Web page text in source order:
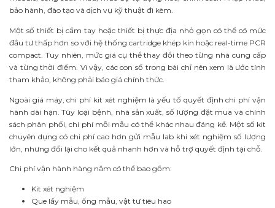
bảo hành, đào tạo và dịch vụ kỹ thuật đi kèm.
Một số thiết bị cầm tay hoặc thiết bị thực địa nhỏ gọn có thể có mức
đầu tư thấp hơn so với hệ thống cartridge khép kín hoặc real-time PCR
compact. Tuy nhiên, mức giá cụ thể thay đổi theo từng nhà cung cấp
và từng thời điểm. Vì vậy, các con số trong bài chỉ nên xem là ước tính
tham khảo, không phải báo giá chính thức.
Ngoài giá máy, chi phí kit xét nghiệm là yếu tố quyết định chi phí vận
hành dài hạn. Tùy loại bệnh, nhà sản xuất, số lượng đặt mua và chính
sách phân phối, chi phí mỗi mẫu có thể khác nhau đáng kể. Một số kit
chuyên dụng có chi phí cao hơn gửi mẫu lab khi xét nghiệm số lượng
lớn, nhưng đổi lại cho kết quả nhanh hơn và hỗ trợ quyết định tại chỗ.
Chi phí vận hành hàng năm có thể bao gồm:
Kit xét nghiệm
Que lấy mẫu, ống mẫu, vật tư tiêu hao